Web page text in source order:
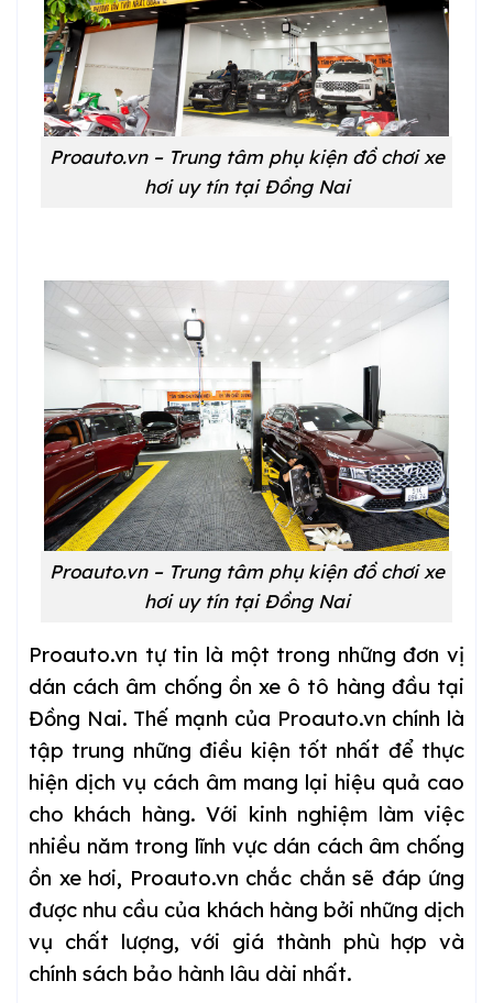
Proauto.vn – Trung tâm phụ kiện đồ chơi xe
hơi uy tín tại Đồng Nai
Proauto.vn – Trung tâm phụ kiện đồ chơi xe
hơi uy tín tại Đồng Nai
Proauto.vn tự tin là một trong những đơn vị
dán cách âm chống ồn xe ô tô hàng đầu tại
Đồng Nai. Thế mạnh của Proauto.vn chính là
tập trung những điều kiện tốt nhất để thực
hiện dịch vụ cách âm mang lại hiệu quả cao
cho khách hàng. Với kinh nghiệm làm việc
nhiều năm trong lĩnh vực dán cách âm chống
ồn xe hơi, Proauto.vn chắc chắn sẽ đáp ứng
được nhu cầu của khách hàng bởi những dịch
vụ chất lượng, với giá thành phù hợp và
chính sách bảo hành lâu dài nhất.